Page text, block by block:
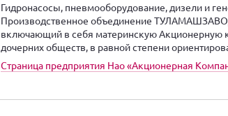
Гидронасосы, пневмооборудование, дизели и
Производственное объединение
включающий в себя материнскую
дочерних обществ, в равной степени
Страница предприятия Нао «Акционерная